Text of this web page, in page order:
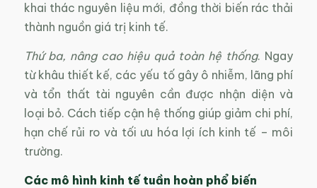
khai thác nguyên liệu mới, đồng thời biến rác thải
thành nguồn giá trị kinh tế.
Thứ ba, nâng cao hiệu quả toàn hệ thống. Ngay
từ khâu thiết kế, các yếu tố gây ô nhiễm, lãng phí
và tổn thất tài nguyên cần được nhận diện và
loại bỏ. Cách tiếp cận hệ thống giúp giảm chi phí,
hạn chế rủi ro và tối ưu hóa lợi ích kinh tế – môi
trường.
Các mô hình kinh tế tuần hoàn phổ biến